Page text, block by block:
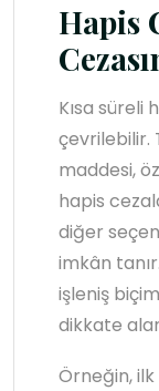
Hapis
Kısa süreli
çevrilebilir.
maddesi,
hapis
diğer
imkân
işleniş
dikkate
Örneğin, ilk